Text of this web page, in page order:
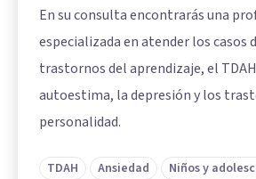
En su consulta encontrarás una
especializada en atender los casos
trastornos del aprendizaje, el
autoestima, la depresión y los
personalidad.
TDAH Ansiedad
Niños y